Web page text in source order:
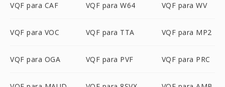
VQF para CAF VQF para W64 VQF para WV
VQF para VOC VQF para TTA VQF para MP2
VQF para OGA VQF para PVF VQF para PRC